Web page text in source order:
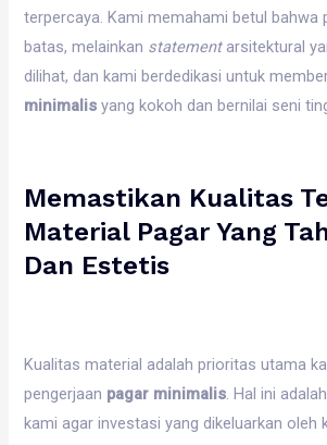
terpercaya. Kami memahami betul bahwa
batas, melainkan statementarsitektural
dilihat, dan kami berdedikasi untuk
minimalis yang kokoh dan bernilai seni
Memastikan Kualitas
Material Pagar Yang
Dan Estetis
Kualitas material adalah prioritas utama
pengerjaan pagar minimalis. Hal ini
kami agar investasi yang dikeluarkan oleh